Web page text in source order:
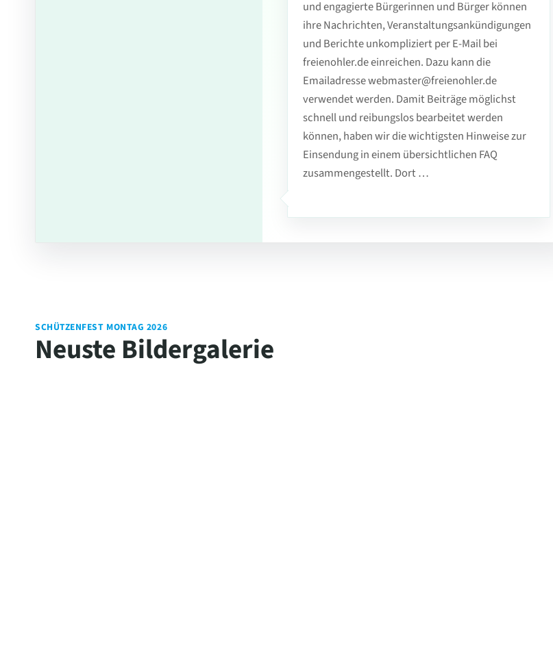
und engagierte Bürgerinnen und Bürger können
ihre Nachrichten, Veranstaltungsankündigungen
und Berichte unkompliziert per E-Mail bei
freienohler.de einreichen. Dazu kann die
Emailadresse webmaster@freienohler.de
verwendet werden. Damit Beiträge möglichst
schnell und reibungslos bearbeitet werden
können, haben wir die wichtigsten Hinweise zur
Einsendung in einem übersichtlichen FAQ
zusammengestellt. Dort …
SCHÜTZENFEST MONTAG 2026
Neuste Bildergalerie